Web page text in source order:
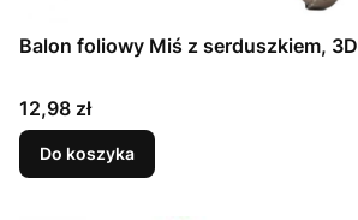
Balon foliowy Miś z serduszkiem, 3D
Cena
12,98 zł
Do koszyka